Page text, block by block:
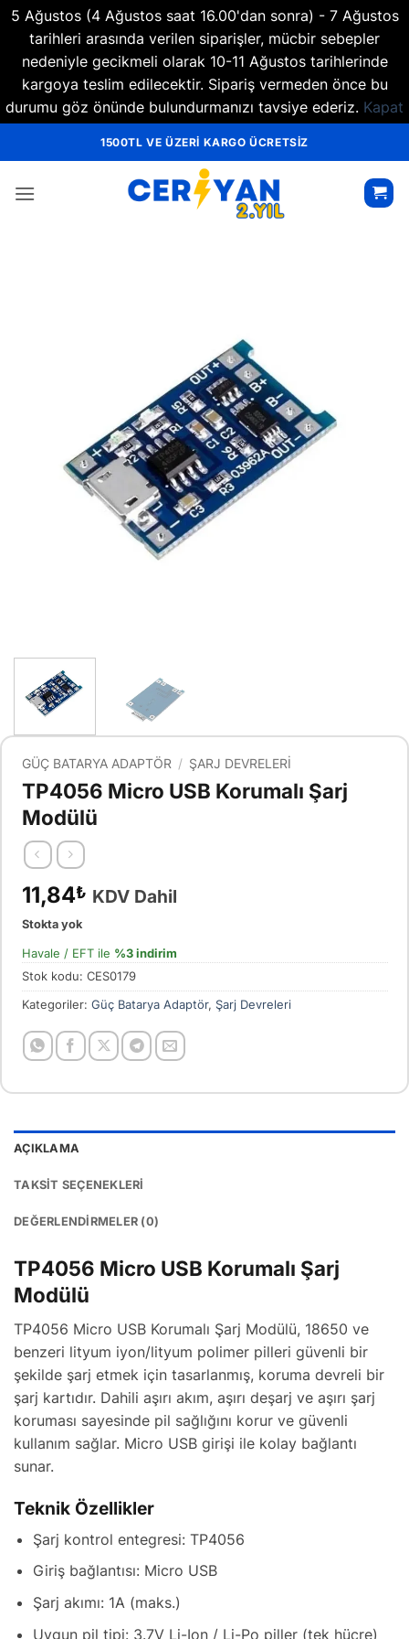
5 Ağustos (4 Ağustos saat 16.00'dan sonra) - 7 Ağustos
tarihleri arasında verilen siparişler, mücbir sebepler
nedeniyle gecikmeli olarak 10-11 Ağustos tarihlerinde
kargoya teslim edilecektir. Sipariş vermeden önce bu
durumu göz önünde bulundurmanızı tavsiye ederiz. Kapat
atla
1500TL VE ÜZERİ KARGO ÜCRETSİZ
GÜÇ BATARYA ADAPTÖR / ŞARJ DEVRELERI
TP4056 Micro USB Korumalı Şarj
Modülü
11,84₺ KDV Dahil
Stokta yok
Havale / EFT ile %3 indirim
Stok kodu: CES0179
Kategoriler: Güç Batarya Adaptör, Şarj Devreleri
AÇIKLAMA
TAKSIT SEÇENEKLERI
DEĞERLENDIRMELER (0)
TP4056 Micro USB Korumalı Şarj
Modülü
TP4056 Micro USB Korumalı Şarj Modülü, 18650 ve
benzeri lityum iyon/lityum polimer pilleri güvenli bir
şekilde şarj etmek için tasarlanmış, koruma devreli bir
şarj kartıdır. Dahili aşırı akım, aşırı deşarj ve aşırı şarj
koruması sayesinde pil sağlığını korur ve güvenli
kullanım sağlar. Micro USB girişi ile kolay bağlantı
sunar.
Teknik Özellikler
Şarj kontrol entegresi: TP4056
Giriş bağlantısı: Micro USB
Şarj akımı: 1A (maks.)
Uygun pil tipi: 3.7V Li-Ion / Li-Po piller (tek hücre)